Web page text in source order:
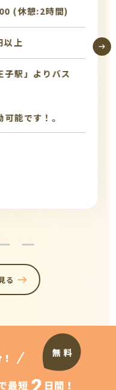
(休憩:2時間)
以上
駅」よりバス
能です！。
る